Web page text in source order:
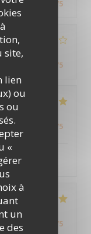
site,
lien
ou
ou
«
à
un
des
Qualité / Prix /5
/5
Qualité / Prix /5
Qualité / Prix /5